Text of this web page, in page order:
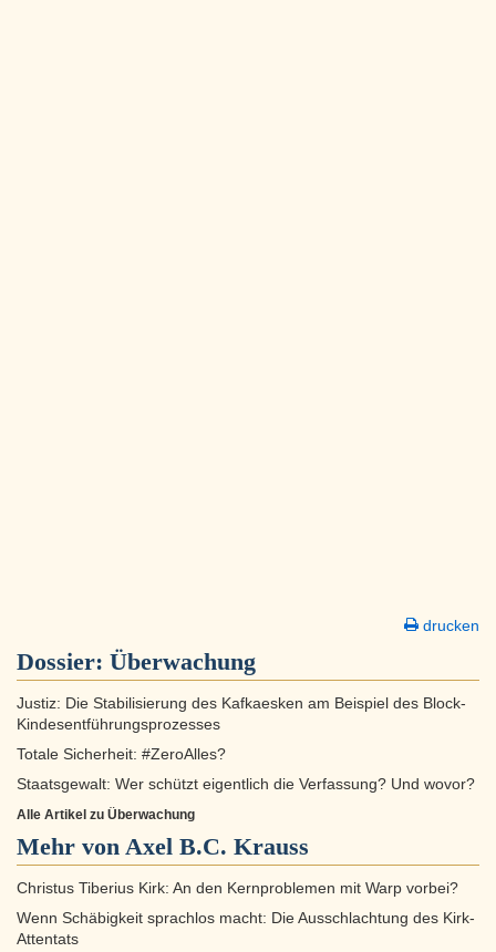
drucken
Dossier: Überwachung
Justiz: Die Stabilisierung des Kafkaesken am Beispiel des Block-
Kindesentführungsprozesses
Totale Sicherheit: #ZeroAlles?
Staatsgewalt: Wer schützt eigentlich die Verfassung? Und wovor?
Alle Artikel zu Überwachung
Mehr von Axel B.C. Krauss
Christus Tiberius Kirk: An den Kernproblemen mit Warp vorbei?
Wenn Schäbigkeit sprachlos macht: Die Ausschlachtung des Kirk-
Attentats